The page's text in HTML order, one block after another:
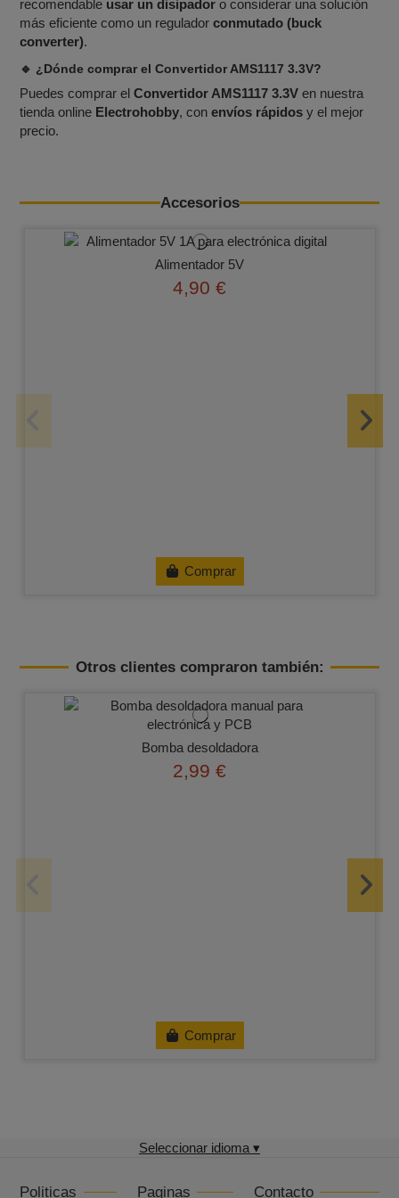
recomendable usar un disipador o considerar una solución
más eficiente como un reguladorconmutado (buck
converter).
🔹 ¿Dónde comprar el Convertidor AMS1117 3.3V?
Puedes comprar elConvertidor AMS1117 3.3V en nuestra
tienda online Electrohobby, conenvíos rápidos y el mejor
precio.
Accesorios
Alimentador 5V
4,90 €
Comprar
Otros clientes compraron también:
Bomba desoldadora
2,99 €
Comprar
Seleccionar idioma ▾
Politicas Paginas Contacto